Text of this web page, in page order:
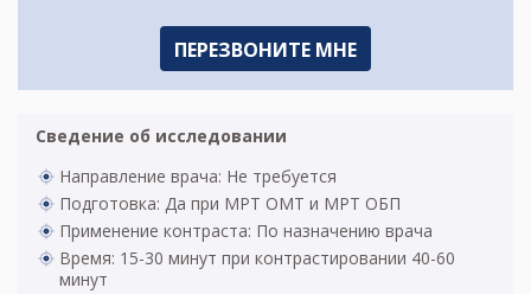
Сведение об исследовании
Направление врача: Не требуется
Подготовка: Да при МРТ ОМТ и МРТ ОБП
Применение контраста: По назначению врача
Время: 15-30 минут при контрастировании 40-60
минут